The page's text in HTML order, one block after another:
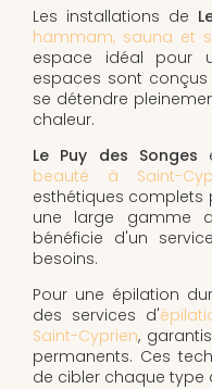
Les installations de
hammam, sauna et
espace idéal pour
espaces sont
se détendre
chaleur.
Le Puy des Songes
beauté à Saint-
esthétiques complets
une large gamme
bénéficie d'un
besoins.
Pour une épilation
des services d'
Saint-Cyprien,
permanents. Ces
de cibler chaque type